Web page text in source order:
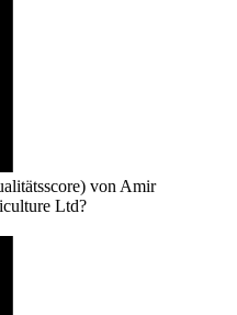
von Amir
Ltd?